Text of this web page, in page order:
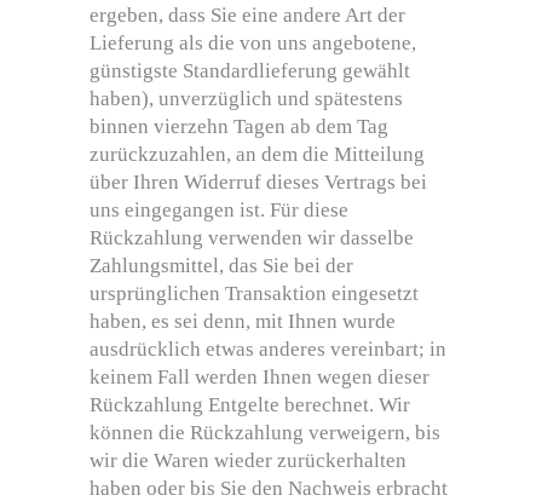
ergeben, dass Sie eine andere Art der
Lieferung als die von uns angebotene,
günstigste Standardlieferung gewählt
haben), unverzüglich und spätestens
binnen vierzehn Tagen ab dem Tag
zurückzuzahlen, an dem die Mitteilung
über Ihren Widerruf dieses Vertrags bei
uns eingegangen ist. Für diese
Rückzahlung verwenden wir dasselbe
Zahlungsmittel, das Sie bei der
ursprünglichen Transaktion eingesetzt
haben, es sei denn, mit Ihnen wurde
ausdrücklich etwas anderes vereinbart; in
keinem Fall werden Ihnen wegen dieser
Rückzahlung Entgelte berechnet. Wir
können die Rückzahlung verweigern, bis
wir die Waren wieder zurückerhalten
haben oder bis Sie den Nachweis erbracht